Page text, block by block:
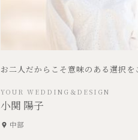
お二人だからこそ意味のある選択を
YOUR WEDDING＆DESIGN
小関 陽子
中部